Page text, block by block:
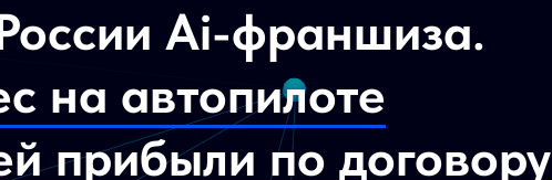
Ai-франшиза.
на автопилоте
прибыли по договору